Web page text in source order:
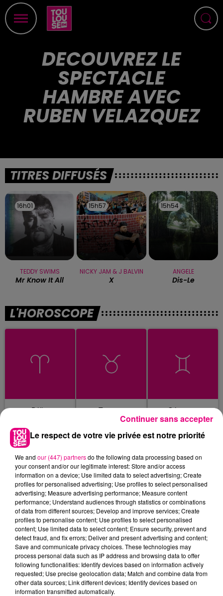
DECOUVREZ LE
SPECTACLE
HAMBRE AVEC
RUBEN VELAZQUEZ
TITRES DIFFUSÉS
16h01
16h01
TEDDY SWIMS
Mr Know It All
15h57
15h57
NICKY JAM & J BALVIN
X
15h54
15h54
ANGELE
Dis-Le
L'HOROSCOPE
Bélier Taureau Gémeaux
Cancer Lion Vierge
Balance Scorpion Sagittaire
Le respect de votre vie privée est notre priorité
We and our (447) partnersdo the following data processing based on
your consent and/or our legitimate interest: Store and/or access
information on a device; Use limited data to select advertising; Create
profiles for personalised advertising; Use profiles to select personalised
advertising; Measure advertising performance; Measure content
performance; Understand audiences through statistics or combinations
of data from different sources; Develop and improve services; Create
profiles to personalise content; Use profiles to select personalised
content; Use limited data to select content; Ensure security, prevent and
detect fraud, and fix errors; Deliver and present advertising and content;
Save and communicate privacy choices. These technologies may
process personal data such as IP address and browsing data to offer
following functionalities: Identify devices based on information actively
requested; Use precise geolocation data; Match and combine data from
other data sources; Link different devices; Identify devices based on
information transmitted automatically.
Continuer sans accepter